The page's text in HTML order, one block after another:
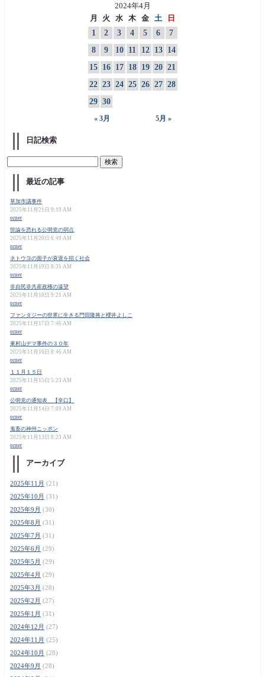
2024年4月
月
火 水 木 金 土 日
« 3月 5月 »
1 2 3 4 5 6
7
8
9 10 11 12 13
14
15 16 17 18 19 20 21
22 23 24 25 26 27 28
29 30
日記検索
最近の記事
草加市議事件
2025年11月21日 9:19 AM
orner
世論を恐れる公明党の弱点
2025年11月20日 6:49 AM
orner
ネトウヨの面子が衰退を招く社会
2025年11月19日 8:31 AM
orner
非自民非共産政権の遠望
2025年11月18日 9:21 AM
orner
ファンタジーの世界に生きる門田隆将と櫻井よしこ
2025年11月17日 7:46 AM
orner
東村山デマ事件の３０年
2025年11月16日 8:46 AM
orner
１１月１５日
2025年11月15日 5:23 AM
orner
公明党の通知表 【辛口】
2025年11月14日 7:09 AM
orner
鬼畜の神州ニッポン
2025年11月13日 8:23 AM
orner
アーカイブ
2025年11月 (21)
2025年10月 (31)
2025年9月 (30)
2025年8月 (31)
2025年7月 (31)
2025年6月 (29)
2025年5月 (29)
2025年4月 (29)
2025年3月 (28)
2025年2月 (27)
2025年1月 (31)
2024年12月 (27)
2024年11月 (25)
2024年10月 (28)
2024年9月 (28)